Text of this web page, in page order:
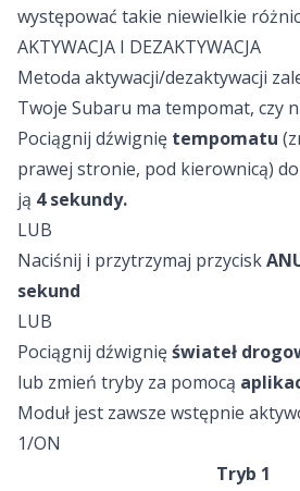
występować takie niewielkie
AKTYWACJA I DEZAKTYWACJA
Metoda aktywacji/dezaktywacji
Twoje Subaru ma tempomat, czy
Pociągnij dźwignię tempomatu
prawej stronie, pod kierownicą)
ją 4 sekundy.
LUB
Naciśnij i przytrzymaj przycisk
sekund
LUB
Pociągnij dźwignięświateł
lub zmień tryby za pomocą
Moduł jest zawsze wstępnie
1/ON
Tryb 1